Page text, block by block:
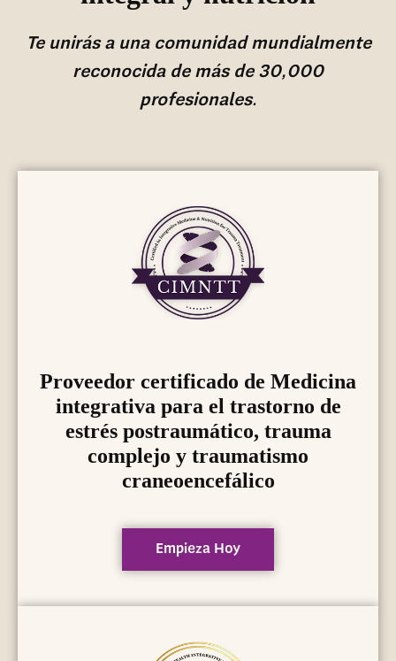
Te unirás a una comunidad mundialmente
reconocida de más de 30,000
profesionales.
Proveedor certificado de Medicina
integrativa para el trastorno de
estrés postraumático, trauma
complejo y traumatismo
craneoencefálico
Empieza Hoy